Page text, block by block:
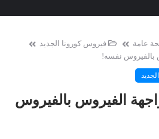
عامة
فيروس كورونا الجديد
بالفيروس نفسه!
الفيروس بالفيروس